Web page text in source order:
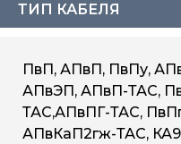
ТИП КАБЕЛЯ
ПвП, АПвП, ПвПу,
АПвЭП, АПвП-ТАС,
ТАС,АПвПГ-ТАС,
АПвКаП2гж-ТАС,